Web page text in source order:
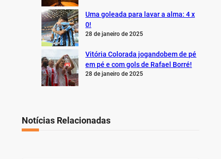
Uma goleada para lavar a alma: 4 x
0!
28 de janeiro de 2025
Vitória Colorada jogandobem de pé
em pé e com gols de Rafael Borré!
28 de janeiro de 2025
Notícias Relacionadas